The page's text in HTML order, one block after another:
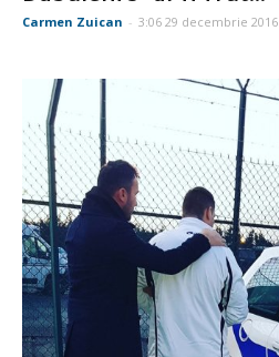
Carmen Zuican - 3:06 29 decembrie 2016